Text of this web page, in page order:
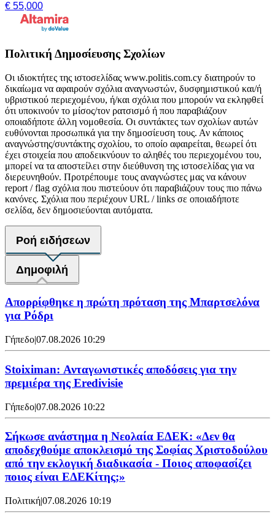
€ 55,000
Πολιτική Δημοσίευσης Σχολίων
Οι ιδιοκτήτες της ιστοσελίδας www.politis.com.cy διατηρούν το
δικαίωμα να αφαιρούν σχόλια αναγνωστών, δυσφημιστικού και/ή
υβριστικού περιεχομένου, ή/και σχόλια που μπορούν να εκληφθεί
ότι υποκινούν το μίσος/τον ρατσισμό ή που παραβιάζουν
οποιαδήποτε άλλη νομοθεσία. Οι συντάκτες των σχολίων αυτών
ευθύνονται προσωπικά για την δημοσίευση τους. Αν κάποιος
αναγνώστης/συντάκτης σχολίου, το οποίο αφαιρείται, θεωρεί ότι
έχει στοιχεία που αποδεικνύουν το αληθές του περιεχομένου του,
μπορεί να τα αποστείλει στην διεύθυνση της ιστοσελίδας για να
διερευνηθούν. Προτρέπουμε τους αναγνώστες μας να κάνουν
report / flag σχόλια που πιστεύουν ότι παραβιάζουν τους πιο πάνω
κανόνες. Σχόλια που περιέχουν URL / links σε οποιαδήποτε
σελίδα, δεν δημοσιεύονται αυτόματα.
Ροή ειδήσεων
Δημοφιλή
Απορρίφθηκε η πρώτη πρόταση της Μπαρτσελόνα
για Ρόδρι
Γήπεδο|07.08.2026 10:29
Stoiximan: Ανταγωνιστικές αποδόσεις για την
πρεμιέρα της Eredivisie
Γήπεδο|07.08.2026 10:22
Σήκωσε ανάστημα η Νεολαία ΕΔΕΚ: «Δεν θα
αποδεχθούμε αποκλεισμό της Σοφίας Χριστοδούλου
από την εκλογική διαδικασία - Ποιος αποφασίζει
ποιος είναι ΕΔΕΚίτης;»
Πολιτική|07.08.2026 10:19